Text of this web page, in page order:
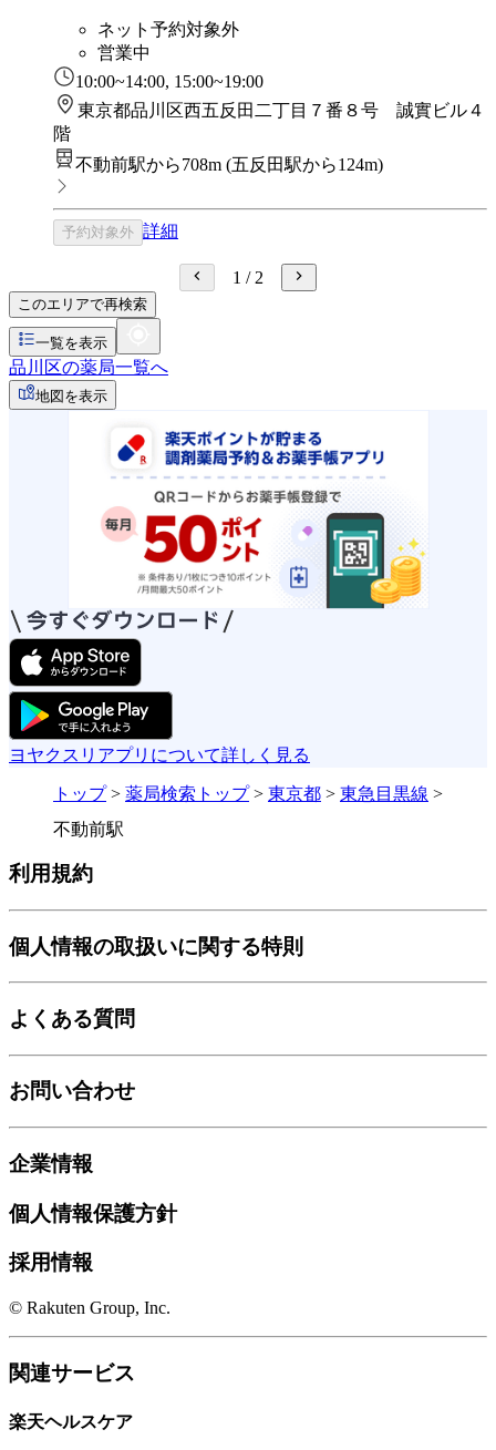
ネット予約対象外
営業中
10:00~14:00, 15:00~19:00
東京都品川区西五反田二丁目７番８号 誠實ビル４
階
不動前駅から708m (五反田駅から124m)
予約対象外 詳細
1 / 2
このエリアで再検索
一覧を表示
品川区の薬局一覧へ
地図を表示
ヨヤクスリアプリについて詳しく見る
トップ> 薬局検索トップ> 東京都 > 東急目黒線 >
不動前駅
利用規約
個人情報の取扱いに関する特則
よくある質問
お問い合わせ
企業情報
個人情報保護方針
採用情報
© Rakuten Group, Inc.
関連サービス
楽天ヘルスケア